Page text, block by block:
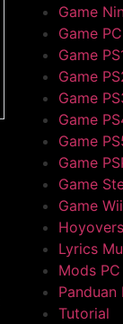
Game
Game PC
Game
Game
Game
Game
Game
Game
Game
Game Wii
Lyrics
Mods PC
Panduan
Tutorial